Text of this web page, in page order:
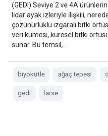
(GEDI) Seviye 2 ve 4A
lidar ayak izleriyle ilişkili,
çözünürlüklü ızgaralı bitki
veri kümesi, küresel bitki
sunar. Bu temsil, …
biyokütle ağaç tepesi
gedi larse